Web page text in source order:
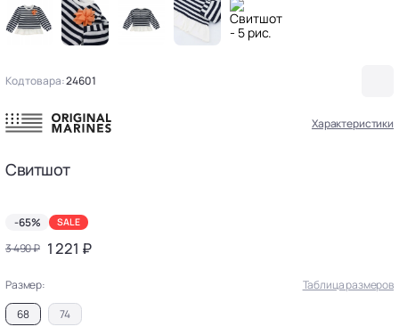
Код товара:24601
Характеристики
Свитшот
-65% SALE
3 490 ₽ 1 221 ₽
Размер:
Таблица размеров
68
74